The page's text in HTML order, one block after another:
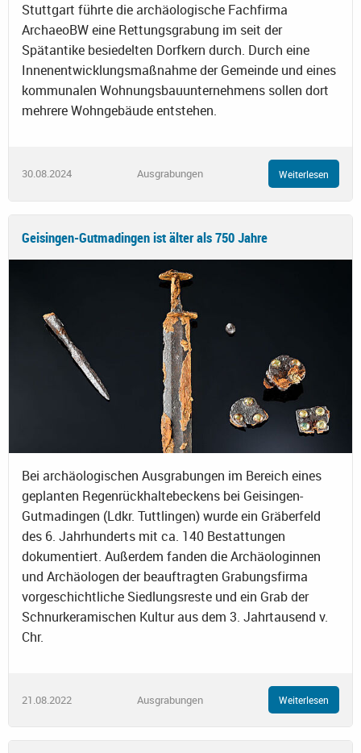
Stuttgart führte die archäologische Fachfirma
ArchaeoBW eine Rettungsgrabung im seit der
Spätantike besiedelten Dorfkern durch. Durch eine
Innenentwicklungsmaßnahme der Gemeinde und eines
kommunalen Wohnungsbauunternehmens sollen dort
mehrere Wohngebäude entstehen.
30.08.2024 Ausgrabungen Weiterlesen
Geisingen-Gutmadingen ist älter als 750 Jahre
Bei archäologischen Ausgrabungen im Bereich eines
geplanten Regenrückhaltebeckens bei Geisingen-
Gutmadingen (Ldkr. Tuttlingen) wurde ein Gräberfeld
des 6. Jahrhunderts mit ca. 140 Bestattungen
dokumentiert. Außerdem fanden die Archäologinnen
und Archäologen der beauftragten Grabungsfirma
vorgeschichtliche Siedlungsreste und ein Grab der
Schnurkeramischen Kultur aus dem 3. Jahrtausend v.
Chr.
21.08.2022 Ausgrabungen Weiterlesen